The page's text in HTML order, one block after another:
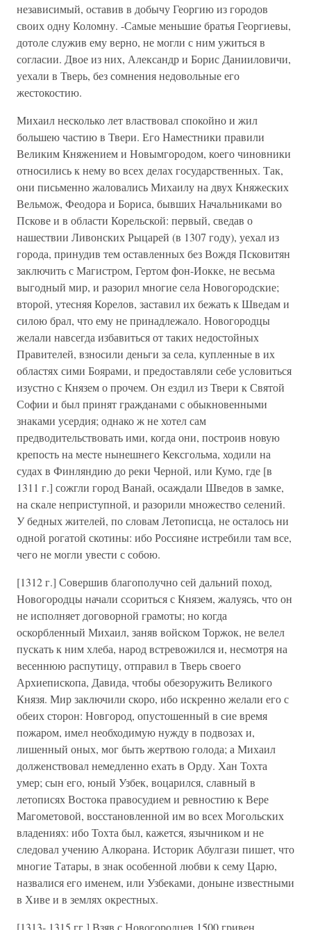
независимый, оставив в добычу Георгию из городов
своих одну Коломну. -Самые меньшие братья Георгиевы,
дотоле служив ему верно, не могли с ним ужиться в
согласии. Двое из них, Александр и Борис Данииловичи,
уехали в Тверь, без сомнения недовольные его
жестокостию.
Михаил несколько лет властвовал спокойно и жил
большею частию в Твери. Его Наместники правили
Великим Княжением и Новымгородом, коего чиновники
относились к нему во всех делах государственных. Так,
они письменно жаловались Михаилу на двух Княжеских
Вельмож, Феодора и Бориса, бывших Начальниками во
Пскове и в области Корельской: первый, сведав о
нашествии Ливонских Рыцарей (в 1307 году), уехал из
города, принудив тем оставленных без Вождя Псковитян
заключить с Магистром, Гертом фон-Иокке, не весьма
выгодный мир, и разорил многие села Новогородские;
второй, утесняя Корелов, заставил их бежать к Шведам и
силою брал, что ему не принадлежало. Новогородцы
желали навсегда избавиться от таких недостойных
Правителей, взносили деньги за села, купленные в их
областях сими Боярами, и предоставляли себе условиться
изустно с Князем о прочем. Он ездил из Твери к Святой
Софии и был принят гражданами с обыкновенными
знаками усердия; однако ж не хотел сам
предводительствовать ими, когда они, построив новую
крепость на месте нынешнего Кексгольма, ходили на
судах в Финляндию до реки Черной, или Кумо, где [в
1311 г.] сожгли город Ванай, осаждали Шведов в замке,
на скале неприступной, и разорили множество селений.
У бедных жителей, по словам Летописца, не осталось ни
одной рогатой скотины: ибо Россияне истребили там все,
чего не могли увести с собою.
[1312 г.] Совершив благополучно сей дальний поход,
Новогородцы начали ссориться с Князем, жалуясь, что он
не исполняет договорной грамоты; но когда
оскорбленный Михаил, заняв войском Торжок, не велел
пускать к ним хлеба, народ встревожился и, несмотря на
весеннюю распутицу, отправил в Тверь своего
Архиепископа, Давида, чтобы обезоружить Великого
Князя. Мир заключили скоро, ибо искренно желали его с
обеих сторон: Новгород, опустошенный в сие время
пожаром, имел необходимую нужду в подвозах и,
лишенный оных, мог быть жертвою голода; а Михаил
долженствовал немедленно ехать в Орду. Хан Тохта
умер; сын его, юный Узбек, воцарился, славный в
летописях Востока правосудием и ревностию к Вере
Магометовой, восстановленной им во всех Могольских
владениях: ибо Тохта был, кажется, язычником и не
следовал учению Алкорана. Историк Абулгази пишет, что
многие Татары, в знак особенной любви к сему Царю,
назвалися его именем, или Узбеками, доныне известными
в Хиве и в землях окрестных.
[1313- 1315 гг.] Взяв с Новогородцев 1500 гривен